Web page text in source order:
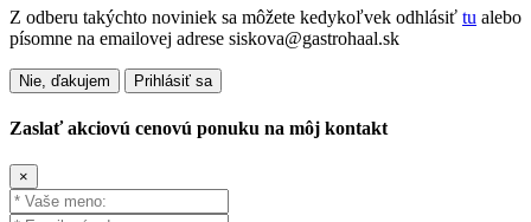
Z odberu takýchto noviniek sa môžete kedykoľvek odhlásiť tu alebo
písomne na emailovej adrese siskova@gastrohaal.sk
Nie, ďakujem Prihlásiť sa
Zaslať akciovú cenovú ponuku na môj kontakt
×